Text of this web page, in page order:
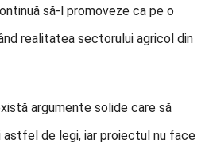
să-l promoveze ca pe o
realitatea sectorului agricol din
argumente solide care să
de legi, iar proiectul nu face